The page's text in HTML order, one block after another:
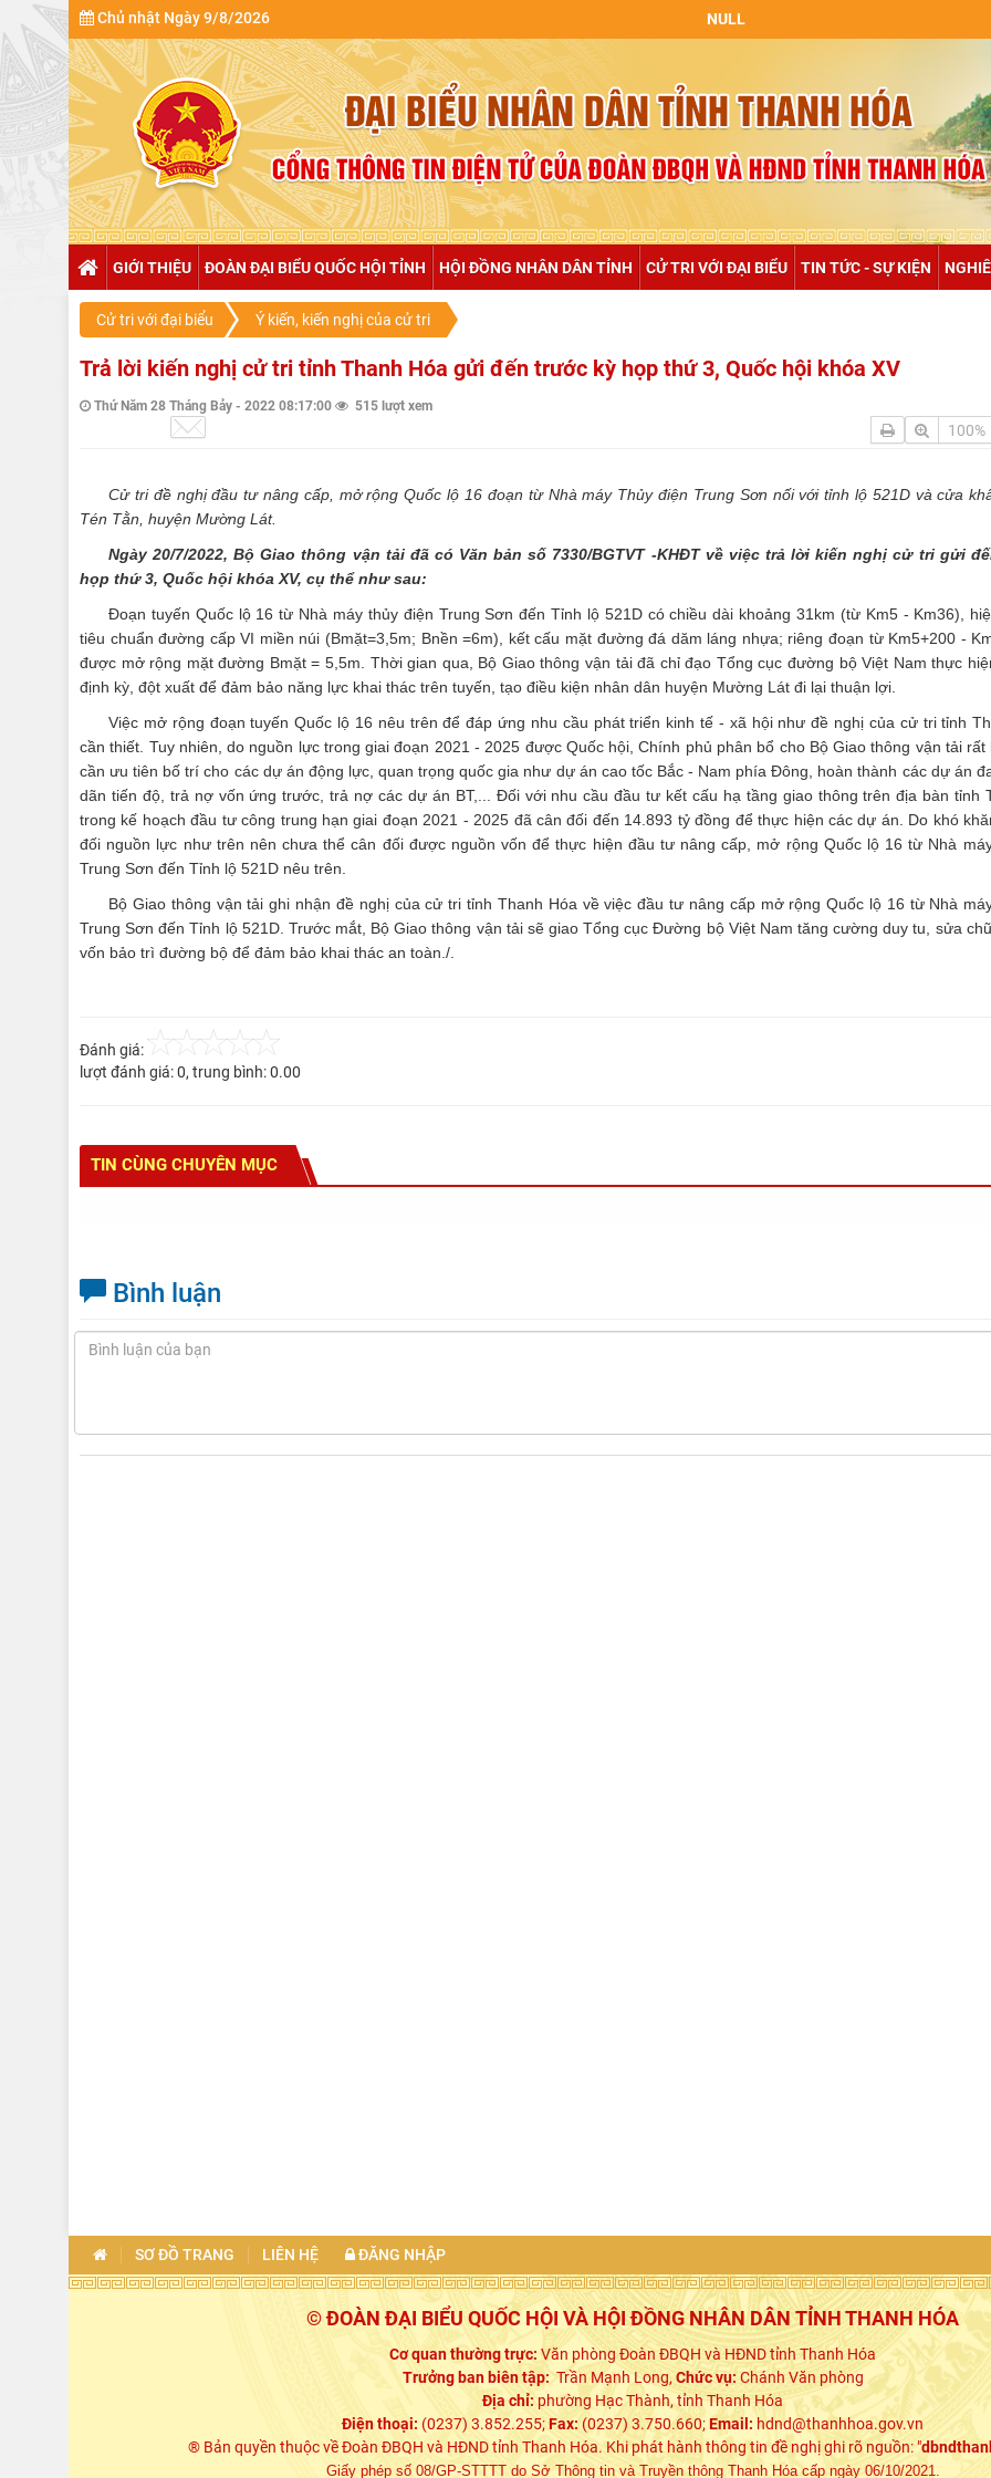
Chủ nhật Ngày 9/8/2026
GIỚI THIỆU ĐOÀN ĐẠI BIỂU QUỐC HỘI TỈNH HỘI ĐỒNG NHÂN DÂN TỈNH CỬ TRI VỚI ĐẠI BIỂU TIN TỨC - SỰ KIỆN
Cử tri với đại biểu Ý kiến, kiến nghị của cử tri
Trả lời kiến nghị cử tri tỉnh Thanh Hóa gửi đến trước kỳ họp thứ 3, Quốc hội khóa XV
Thứ Năm 28 Tháng Bảy - 2022 08:17:00 515 lượt xem
100%
Cử tri đề nghị đầu tư nâng cấp, mở rộng Quốc lộ 16 đoạn từ Nhà máy Thủy điện Trung Sơn nối với tỉnh lộ 521D và cửa
Tén Tằn, huyện Mường Lát.
Ngày 20/7/2022, Bộ Giao thông vận tải đã có Văn bản số 7330/BGTVT -KHĐT về việc trả lời kiến nghị cử tri gửi
họp thứ 3, Quốc hội khóa XV, cụ thể như sau:
Đoạn tuyến Quốc lộ 16 từ Nhà máy thủy điện Trung Sơn đến Tỉnh lộ 521D có chiều dài khoảng 31km (từ Km5 - Km36),
tiêu chuẩn đường cấp VI miền núi (Bmặt=3,5m; Bnền =6m), kết cấu mặt đường đá dăm láng nhựa; riêng đoạn từ Km5+200 -
được mở rộng mặt đường Bmặt = 5,5m. Thời gian qua, Bộ Giao thông vận tải đã chỉ đạo Tổng cục đường bộ Việt Nam thực
định kỳ, đột xuất để đảm bảo năng lực khai thác trên tuyến, tạo điều kiện nhân dân huyện Mường Lát đi lại thuận lợi.
Việc mở rộng đoạn tuyến Quốc lộ 16 nêu trên để đáp ứng nhu cầu phát triển kinh tế - xã hội như đề nghị của cử tri tỉnh
cần thiết. Tuy nhiên, do nguồn lực trong giai đoạn 2021 - 2025 được Quốc hội, Chính phủ phân bổ cho Bộ Giao thông vận tải rất
cần ưu tiên bố trí cho các dự án động lực, quan trọng quốc gia như dự án cao tốc Bắc - Nam phía Đông, hoàn thành các dự án
dãn tiến độ, trả nợ vốn ứng trước, trả nợ các dự án BT,... Đối với nhu cầu đầu tư kết cấu hạ tầng giao thông trên địa bàn tỉnh
trong kế hoạch đầu tư công trung hạn giai đoạn 2021 - 2025 đã cân đối đến 14.893 tỷ đồng để thực hiện các dự án. Do khó
đối nguồn lực như trên nên chưa thể cân đối được nguồn vốn để thực hiện đầu tư nâng cấp, mở rộng Quốc lộ 16 từ Nhà
Trung Sơn đến Tỉnh lộ 521D nêu trên.
Bộ Giao thông vận tải ghi nhận đề nghị của cử tri tỉnh Thanh Hóa về việc đầu tư nâng cấp mở rộng Quốc lộ 16 từ Nhà
Trung Sơn đến Tỉnh lộ 521D. Trước mắt, Bộ Giao thông vận tải sẽ giao Tổng cục Đường bộ Việt Nam tăng cường duy tu, sửa
vốn bảo trì đường bộ để đảm bảo khai thác an toàn./.
Đánh giá:
lượt đánh giá:0, trung bình:0.00
TIN CÙNG CHUYÊN MỤC
Bình luận
SƠ ĐỒ TRANG LIÊN HỆ ĐĂNG NHẬP
© ĐOÀN ĐẠI BIỂU QUỐC HỘI VÀ HỘI ĐỒNG NHÂN DÂN TỈNH THANH HÓA
Cơ quan thường trực: Văn phòng Đoàn ĐBQH và HĐND tỉnh Thanh Hóa
Trưởng ban biên tập:Trần Mạnh Long,Chức vụ:Chánh Văn phòng
Địa chỉ:phường Hạc Thành, tỉnh Thanh Hóa
Điện thoại: (0237) 3.852.255;Fax:(0237) 3.750.660;Email: hdnd@thanhhoa.gov.vn
® Bản quyền thuộc về Đoàn ĐBQH và HĐND tỉnh Thanh Hóa. Khi phát hành thông tin đề nghị ghi rõ nguồn: "
Giấy phép số 08/GP-STTTT do Sở Thông tin và Truyền thông Thanh Hóa cấp ngày 06/10/2021.